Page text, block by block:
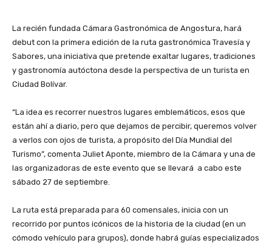
‎La recién fundada Cámara Gastronómica de Angostura, hará
debut con la primera edición de la ruta gastronómica Travesía y
Sabores, una iniciativa que pretende exaltar lugares, tradiciones
y gastronomía autóctona desde la perspectiva de un turista en
Ciudad Bolívar.
‎“La idea es recorrer nuestros lugares emblemáticos, esos que
están ahí a diario, pero que dejamos de percibir, queremos volver
a verlos con ojos de turista, a propósito del Día Mundial del
Turismo”, comenta Juliet Aponte, miembro de la Cámara y una de
las organizadoras de este evento que se llevará a cabo este
sábado 27 de septiembre.
‎La ruta está preparada para 60 comensales, inicia con un
recorrido por puntos icónicos de la historia de la ciudad (en un
cómodo vehículo para grupos), donde habrá guías especializados